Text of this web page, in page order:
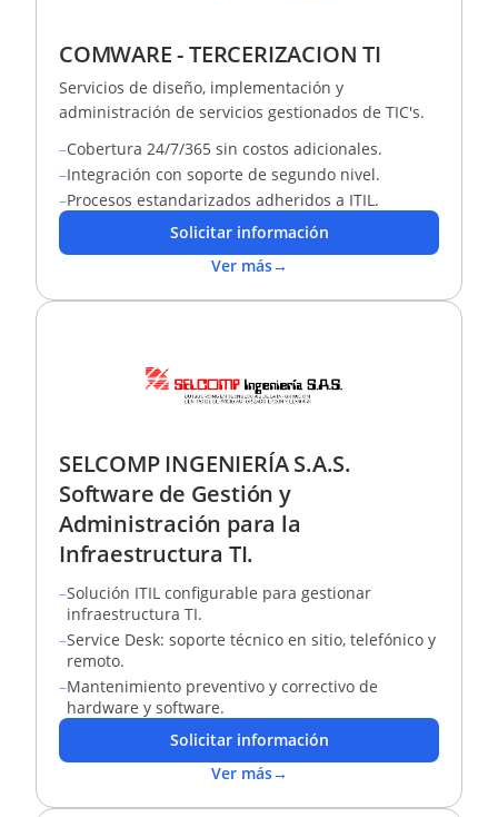
COMWARE - TERCERIZACION TI
Servicios de diseño, implementación y
administración de servicios gestionados de TIC's.
–Cobertura 24/7/365 sin costos adicionales.
–Integración con soporte de segundo nivel.
–Procesos estandarizados adheridos a ITIL.
Solicitar información
Ver más→
SELCOMP INGENIERÍA S.A.S.
Software de Gestión y
Administración para la
Infraestructura TI.
–Solución ITIL configurable para gestionar
infraestructura TI.
–Service Desk: soporte técnico en sitio, telefónico y
remoto.
–Mantenimiento preventivo y correctivo de
hardware y software.
Solicitar información
Ver más→